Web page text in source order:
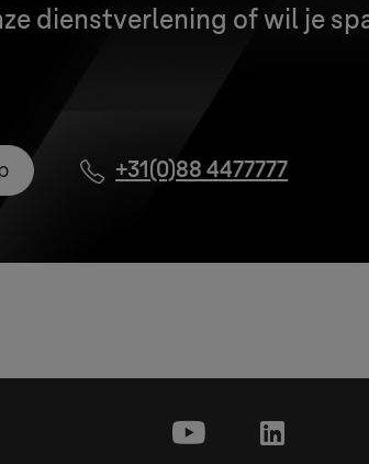
dienstverlening of wil je
+31(0)88 4477777
youtube